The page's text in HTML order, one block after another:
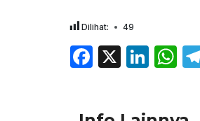
Dilihat: 49
F
X
Li W